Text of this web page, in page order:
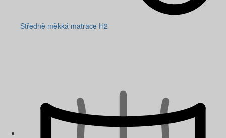
Středně měkká matrace H2